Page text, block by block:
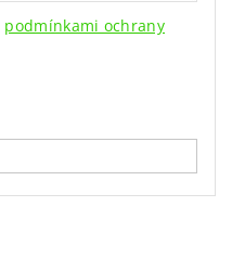
podmínkami ochrany